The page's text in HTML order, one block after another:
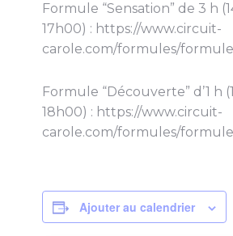
Formule “Sensation” de 3 h
17h00) : https://www.circuit-
carole.com/formules/
Formule “Découverte” d’1 h
18h00) : https://www.circuit-
carole.com/formules/
Ajouter au calendrier